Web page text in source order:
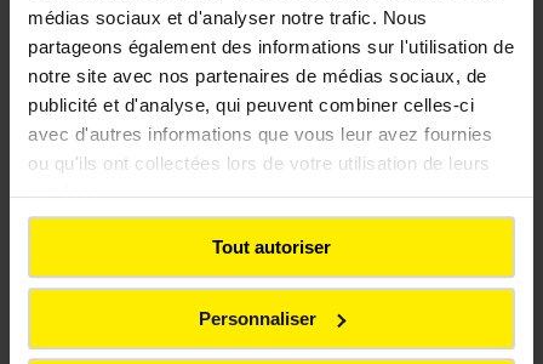
médias sociaux et d'analyser notre trafic. Nous
partageons également des informations sur l'utilisation de
notre site avec nos partenaires de médias sociaux, de
publicité et d'analyse, qui peuvent combiner celles-ci
avec d'autres informations que vous leur avez fournies
ou qu'ils ont collectées lors de votre utilisation de leurs
services.
Tout autoriser
Personnaliser
Colas remporte sept contrats
d’entretien routier en Finlande
Communiqué de presse Contrat Canada